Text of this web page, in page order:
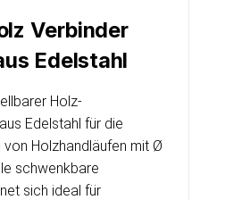
Verbinder
Edelstahl
Holz-
Edelstahl für die
Holzhandläufen mit Ø
schwenkbare
sich ideal für